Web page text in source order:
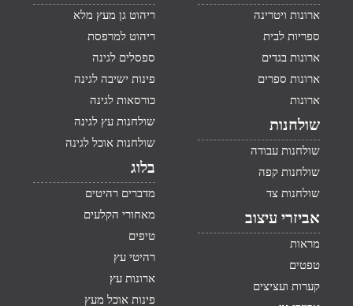
ארונות ויטרינה
ספריות לבית
ארונות בגדים
ארונות ספרים
ארונות
שולחנות
שולחנות עבודה
שולחנות קפה
שולחנות צד
אביזרי עיצוב
מראות
טפטים
קערות ועציצים
ריהוט גן מעץ מלא
ריהוט למרפסת
ספסלים לגינה
פינות ישיבה לגינה
כורסאות לגינה
שולחנות עץ לגינה
שולחנות אוכל לגינה
בלוג
מדברים רהיטים
מאחורי הקלעים
טיפים
רהיטי עץ
ארונות עץ
פינות אוכל מעץ